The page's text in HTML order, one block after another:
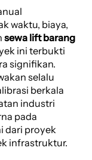
waktu, biaya,
sewa lift barang
ini terbukti
signifikan.
selalu
berkala
industri
pada
dari proyek
infrastruktur.